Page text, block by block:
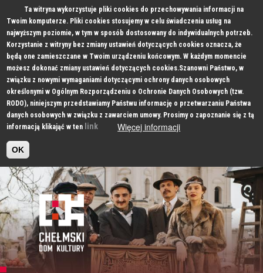
Ta witryna wykorzystuje pliki cookies do przechowywania informacji na
Twoim komputerze. Pliki cookies stosujemy w celu świadczenia usług na
najwyższym poziomie, w tym w sposób dostosowany do indywidualnych potrzeb.
Korzystanie z witryny bez zmiany ustawień dotyczących cookies oznacza, że
będą one zamieszczane w Twoim urządzeniu końcowym. W każdym momencie
możesz dokonać zmiany ustawień dotyczących cookies.Szanowni Państwo, w
związku z nowymi wymaganiami dotyczącymi ochrony danych osobowych
określonymi w Ogólnym Rozporządzeniu o Ochronie Danych Osobowych (tzw.
RODO), niniejszym przedstawiamy Państwu informację o przetwarzaniu Państwa
danych osobowych w związku z zawarciem umowy. Prosimy o zapoznanie się z tą
informacją klikająć w ten link Więcej informacji
OK